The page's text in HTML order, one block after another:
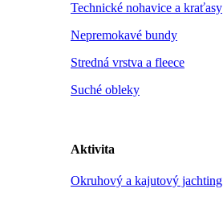
Technické nohavice a kraťasy
Nepremokavé bundy
Stredná vrstva a fleece
Suché obleky
Aktivita
Okruhový a kajutový jachting